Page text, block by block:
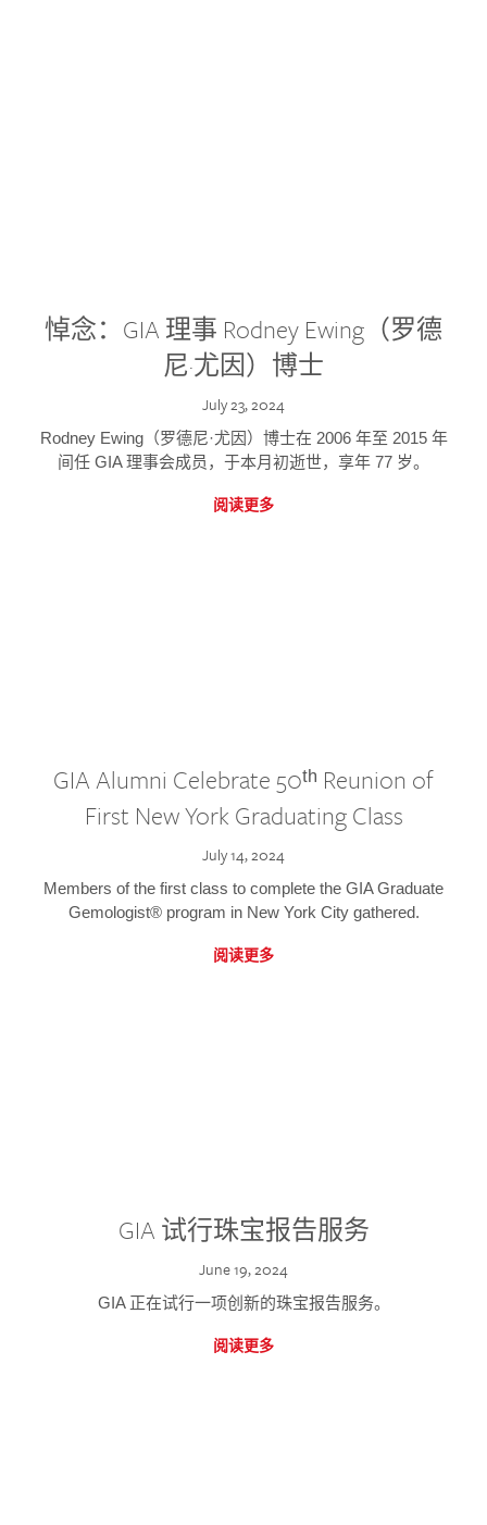
悼念：GIA 理事 Rodney Ewing（罗德
尼·尤因）博士
July 23, 2024
Rodney Ewing（罗德尼·尤因）博士在 2006 年至 2015 年
间任 GIA 理事会成员，于本月初逝世，享年 77 岁。
阅读更多
GIA Alumni Celebrate 50ᵗʰ Reunion of
First New York Graduating Class
July 14, 2024
Members of the first class to complete the GIA Graduate
Gemologist® program in New York City gathered.
阅读更多
GIA 试行珠宝报告服务
June 19, 2024
GIA 正在试行一项创新的珠宝报告服务。
阅读更多